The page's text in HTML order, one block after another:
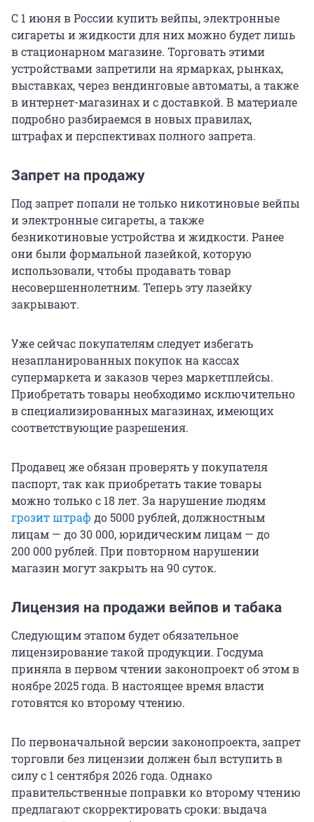
С 1 июня в России купить вейпы, электронные
сигареты и жидкости для них можно будет лишь
в стационарном магазине. Торговать этими
устройствами запретили на ярмарках, рынках,
выставках, через вендинговые автоматы, а также
в интернет-магазинах и с доставкой. В материале
подробно разбираемся в новых правилах,
штрафах и перспективах полного запрета.
Запрет на продажу
Под запрет попали не только никотиновые вейпы
и электронные сигареты, а также
безникотиновые устройства и жидкости. Ранее
они были формальной лазейкой, которую
использовали, чтобы продавать товар
несовершеннолетним. Теперь эту лазейку
закрывают.
Уже сейчас покупателям следует избегать
незапланированных покупок на кассах
супермаркета и заказов через маркетплейсы.
Приобретать товары необходимо исключительно
в специализированных магазинах, имеющих
соответствующие разрешения.
Продавец же обязан проверять у покупателя
паспорт, так как приобретать такие товары
можно только с 18 лет. За нарушение людям
грозит штраф до 5000 рублей, должностным
лицам — до 30 000, юридическим лицам — до
200 000 рублей. При повторном нарушении
магазин могут закрыть на 90 суток.
Лицензия на продажи вейпов и табака
Следующим этапом будет обязательное
лицензирование такой продукции. Госдума
приняла в первом чтении законопроект об этом в
ноябре 2025 года. В настоящее время власти
готовятся ко второму чтению.
По первоначальной версии законопроекта, запрет
торговли без лицензии должен был вступить в
силу с 1 сентября 2026 года. Однако
правительственные поправки ко второму чтению
предлагают скорректировать сроки: выдача